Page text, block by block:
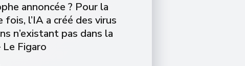
annoncée ? Pour la
fois, l’IA a créé des virus
n’existant pas dans la
Figaro